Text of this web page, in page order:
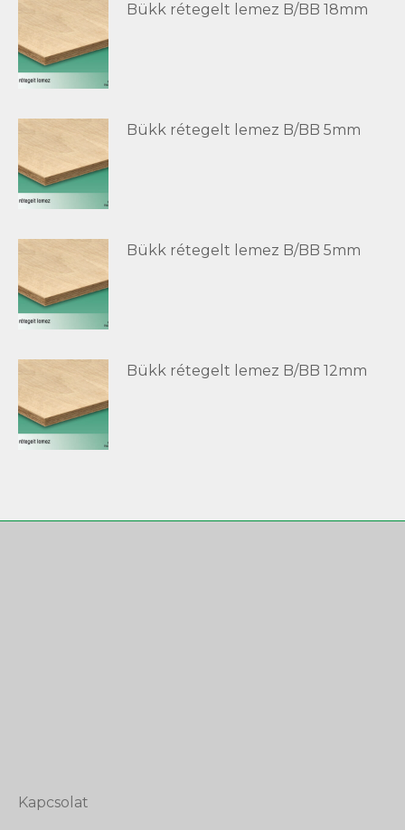
Bükk rétegelt lemez B/BB 18mm
Bükk rétegelt lemez B/BB 5mm
Bükk rétegelt lemez B/BB 5mm
Bükk rétegelt lemez B/BB 12mm
Kapcsolat